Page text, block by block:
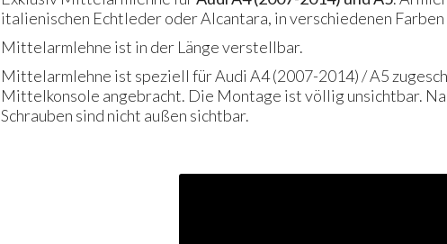
italienischen Echtleder oder Alcantara, in verschiedenen
Mittelarmlehne ist in der Länge verstellbar.
Mittelarmlehne ist speziell für Audi A4 (2007-2014) / A5
Mittelkonsole angebracht. Die Montage ist völlig unsichtbar.
Schrauben sind nicht außen sichtbar.